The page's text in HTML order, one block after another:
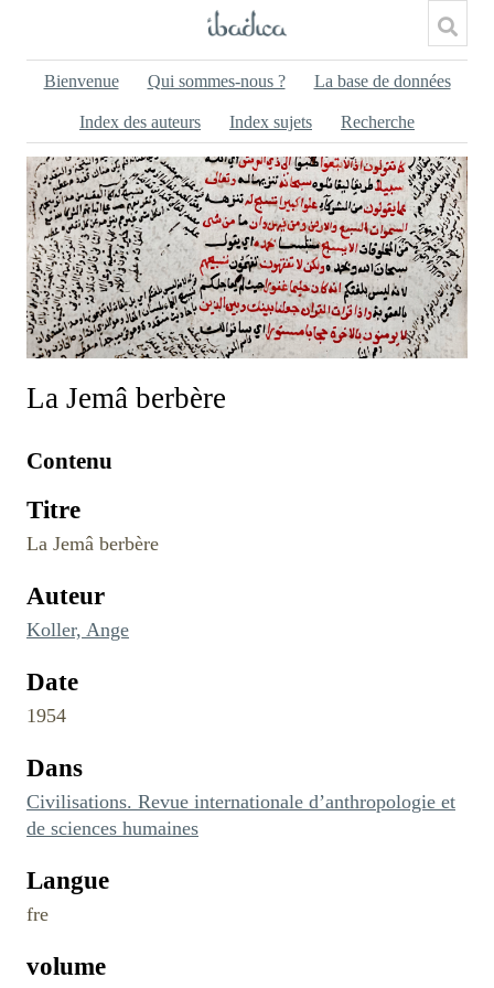
Bienvenue Qui sommes-nous ? La base de données
Index des auteurs Index sujets Recherche
La Jemâ berbère
Contenu
Titre
La Jemâ berbère
Auteur
Koller, Ange
Date
1954
Dans
Civilisations. Revue internationale d’anthropologie et
de sciences humaines
Langue
fre
volume